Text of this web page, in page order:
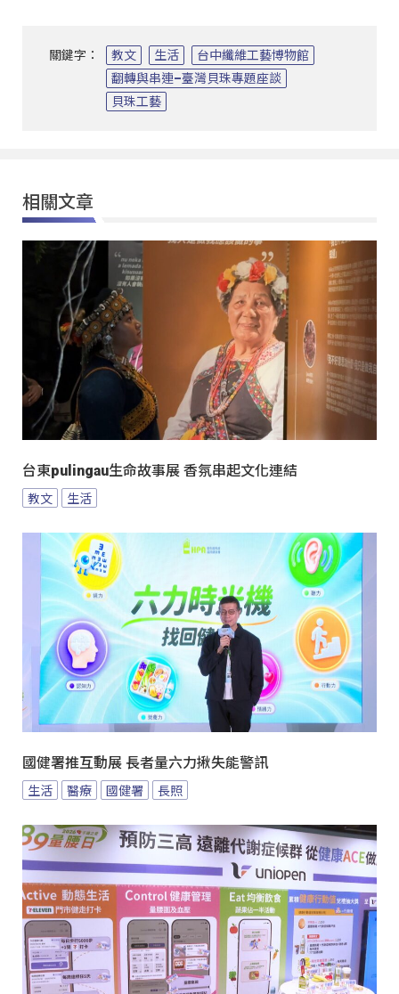
關鍵字： 教文 生活
台中纖維工藝博物館
翻轉與串連–臺灣貝珠專題座談
貝珠工藝
相關文章
台東pulingau生命故事展 香氛串起文化連結
教文 生活
國健署推互動展 長者量六力揪失能警訊
生活 醫療 國健署 長照